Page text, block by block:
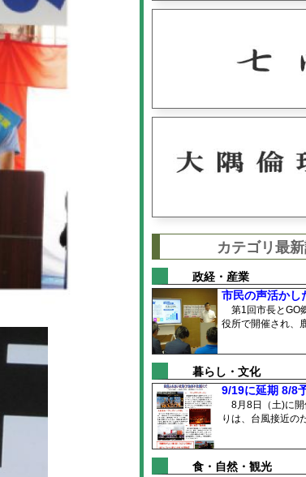
カテゴリ最
政経・産業
市民の声活か
第1回市長とGO
役所で開催され、
暮らし・文化
9/19に延期 8/8
8月8日（土)に開
りは、台風接近の
食・自然・観光